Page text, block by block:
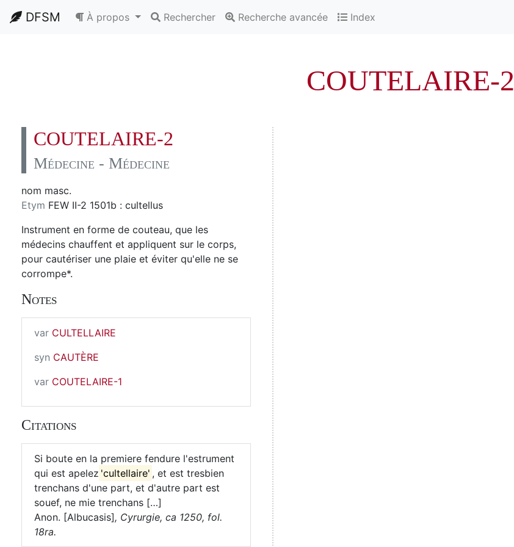
DFSM À propos Rechercher Recherche avancée Index
COUTELAIRE-2
COUTELAIRE-2
Médecine - Médecine
nom masc.
Etym FEW II-2 1501b : cultellus
Instrument en forme de couteau, que les
médecins chauffent et appliquent sur le corps,
pour cautériser une plaie et éviter qu'elle ne se
corrompe*.
Notes
var CULTELLAIRE
syn CAUTÈRE
var COUTELAIRE-1
Citations
Si boute en la premiere fendure l'estrument
qui est apelez 'cultellaire' , et est tresbien
trenchans d'une part, et d'autre part est
souef, ne mie trenchans […]
Anon. [Albucasis], Cyrurgie, ca 1250, fol.
18ra.